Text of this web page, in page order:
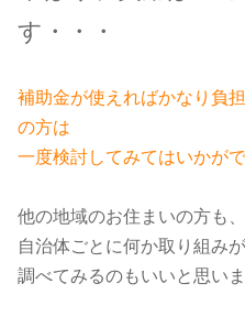
す・・・
補助金が使えればかなり負
の方は
一度検討してみてはいかが
他の地域のお住まいの方も、
自治体ごとに何か取り組み
調べてみるのもいいと思いま